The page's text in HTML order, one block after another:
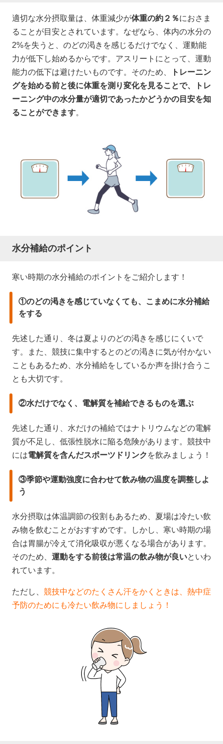
適切な水分摂取量は、体重減少が体重の約２％におさま
ることが目安とされています。なぜなら、体内の水分の
2%を失うと、のどの渇きを感じるだけでなく、運動能
力が低下し始めるからです。アスリートにとって、運動
能力の低下は避けたいものです。そのため、
トレーニン
グを始める前と後に体重を測り変化を見ることで、トレ
ーニング中の水分量が適切であったかどうかの目安を知
ることができます。
水分補給のポイント
寒い時期の水分補給のポイントをご紹介します！
①のどの渇きを感じていなくても、こまめに水分補給
をする
先述した通り、冬は夏よりのどの渇きを感じにくいで
す。また、競技に集中するとのどの渇きに気が付かない
こともあるため、水分補給をしているか声を掛け合うこ
とも大切です。
②水だけでなく、電解質を補給できるものを選ぶ
先述した通り、水だけの補給ではナトリウムなどの電解
質が不足し、低張性脱水に陥る危険があります。競技中
には電解質を含んだスポーツドリンク を飲みましょう！
③季節や運動強度に合わせて飲み物の温度を調整しよ
う
水分摂取は体温調節の役割もあるため、夏場は冷たい飲
み物を飲むことがおすすめです。しかし、寒い時期の場
合は胃腸が冷えて消化吸収が悪くなる場合があります。
そのため、 運動をする前後は常温の飲み物が良いといわ
れています。
ただし、 競技中などのたくさん汗をかくときは、熱中症
予防のためにも冷たい飲み物にしましょう！